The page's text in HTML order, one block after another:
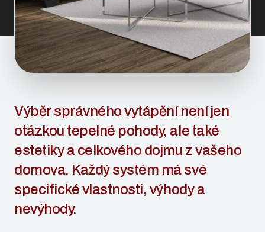
Výběr správného vytápění není jen
otázkou tepelné pohody, ale také
estetiky a celkového dojmu z vašeho
domova. Každý systém má své
specifické vlastnosti, výhody a
nevýhody.